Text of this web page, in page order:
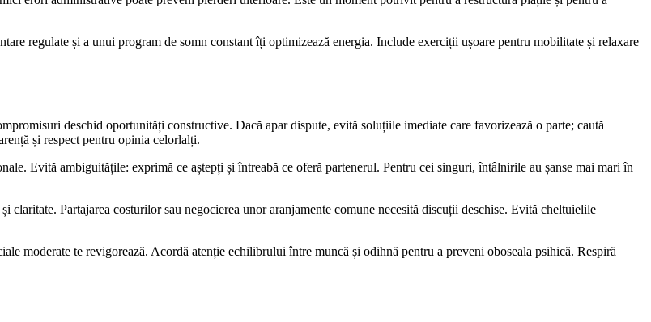
regulate și a unui program de somn constant îți optimizează energia. Include exerciții ușoare pentru mobilitate și relaxare
deschid oportunități constructive. Dacă apar dispute, evită soluțiile imediate care favorizează o parte; caută
și respect pentru opinia celorlalți.
Evită ambiguitățile: exprimă ce aștepți și întreabă ce oferă partenerul. Pentru cei singuri, întâlnirile au șanse mai mari în
claritate. Partajarea costurilor sau negocierea unor aranjamente comune necesită discuții deschise. Evită cheltuielile
moderate te revigorează. Acordă atenție echilibrului între muncă și odihnă pentru a preveni oboseala psihică. Respiră